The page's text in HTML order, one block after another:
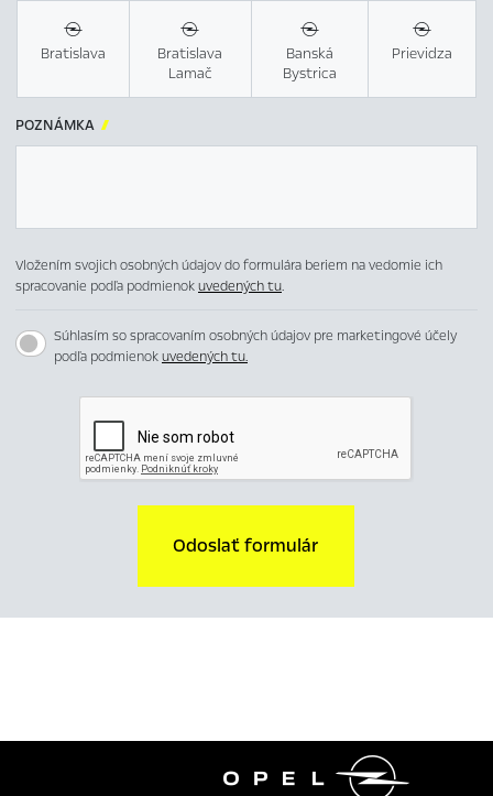
Bratislava
Bratislava
Lamač
Banská
Bystrica
Prievidza
POZNÁMKA 
Vložením svojich osobných údajov do formulára beriem na vedomie ich
spracovanie podľa podmienokuvedených tu.
Súhlasím so spracovaním osobných údajov pre marketingové účely
podľa podmienokuvedených tu.
Odoslať formulár
